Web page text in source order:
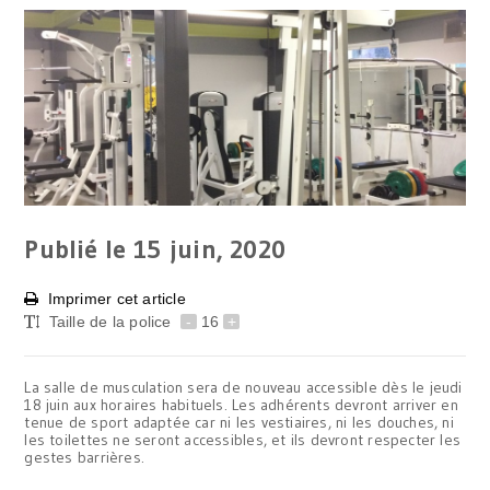
Publié le 15 juin, 2020
Imprimer cet article
Taille de la police
- 16 +
La salle de musculation sera de nouveau accessible dès le jeudi
18 juin aux horaires habituels. Les adhérents devront arriver en
tenue de sport adaptée car ni les vestiaires, ni les douches, ni
les toilettes ne seront accessibles, et ils devront respecter les
gestes barrières.